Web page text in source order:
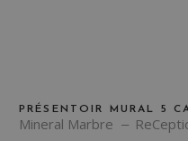
PRÉSENTOIR MURAL 5
Mineral Marbre